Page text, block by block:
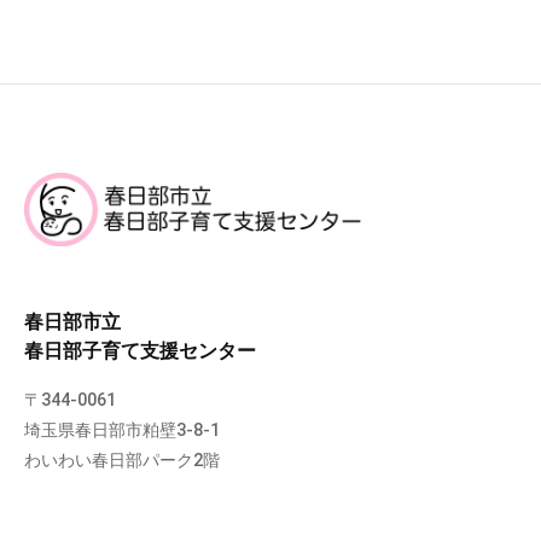
春日部市立
春日部子育て支援センター
〒344-0061
埼玉県春日部市粕壁3-8-1
わいわい春日部パーク2階